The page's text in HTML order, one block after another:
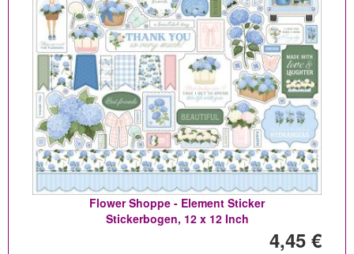
Flower Shoppe - Element Sticker
Stickerbogen, 12 x 12 Inch
4,45 €